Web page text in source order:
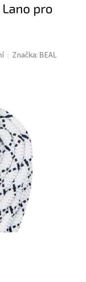
Lano pro
Značka: BEAL